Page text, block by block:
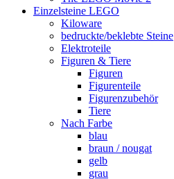
Einzelsteine LEGO
Kiloware
bedruckte/beklebte Steine
Elektroteile
Figuren & Tiere
Figuren
Figurenteile
Figurenzubehör
Tiere
Nach Farbe
blau
braun / nougat
gelb
grau